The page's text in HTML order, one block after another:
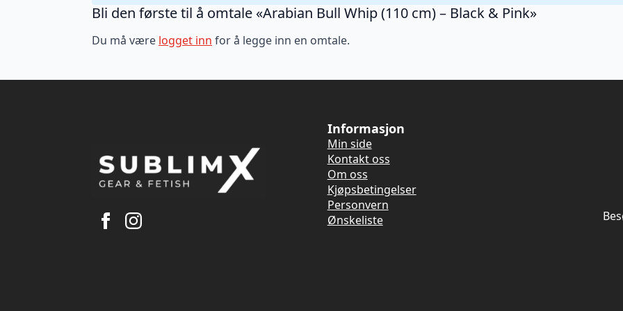
Bli den første til å omtale «Arabian Bull Whip (110 cm) – Black & Pink»
Du må være logget inn for å legge inn en omtale.
Informasjon
Min side
Kontakt oss
Om oss
Kjøpsbetingelser
Personvern
Ønskeliste